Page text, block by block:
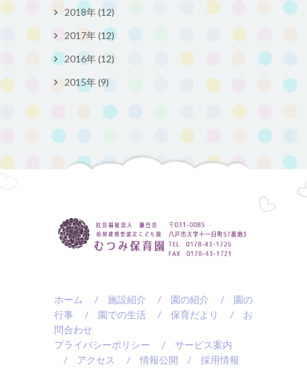
2018年 (12)
2017年 (12)
2016年 (12)
2015年 (9)
ホーム / 施設紹介 / 園の紹介
/ 園の
行事
/ 園での生活 / 保育だより
/ お
問合わせ
プライバシーポリシー
/ サービス案内
/ アクセス
/ 情報公開 / 採用情報